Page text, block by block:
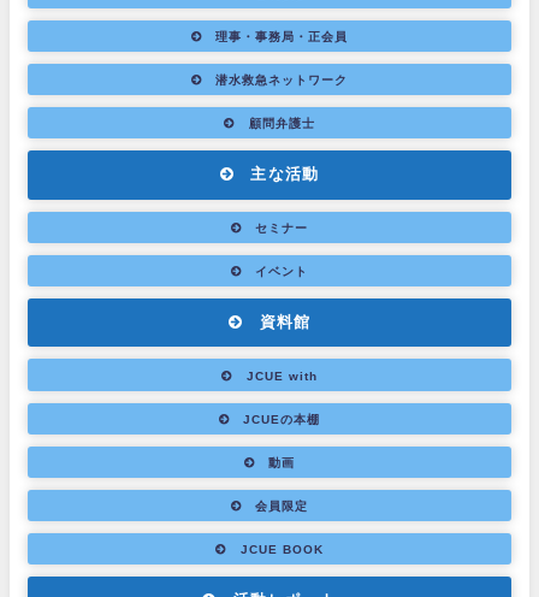
理事・事務局・正会員
潜水救急ネットワーク
顧問弁護士
主な活動
セミナー
イベント
資料館
JCUE with
JCUEの本棚
動画
会員限定
JCUE BOOK